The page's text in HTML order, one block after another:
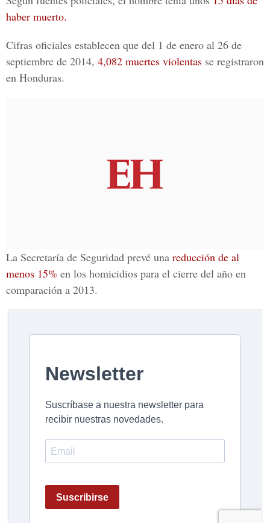
haber muerto.
Cifras oficiales establecen que del 1 de enero al 26 de
septiembre de 2014, 4,082 muertes violentas se registraron
en Honduras.
La Secretaría de Seguridad prevé una reducción de al
menos 15% en los homicidios para el cierre del año en
comparación a 2013.